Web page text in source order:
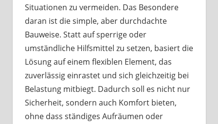
Situationen zu vermeiden. Das Besondere
daran ist die simple, aber durchdachte
Bauweise. Statt auf sperrige oder
umständliche Hilfsmittel zu setzen, basiert die
Lösung auf einem flexiblen Element, das
zuverlässig einrastet und sich gleichzeitig bei
Belastung mitbiegt. Dadurch soll es nicht nur
Sicherheit, sondern auch Komfort bieten,
ohne dass ständiges Aufräumen oder